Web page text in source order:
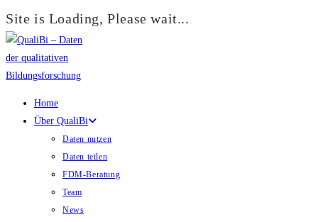
Site is Loading, Please wait...
Zum
Inhalt
springen
Home
Über QualiBi
Daten nutzen
Daten teilen
FDM-Beratung
Team
News